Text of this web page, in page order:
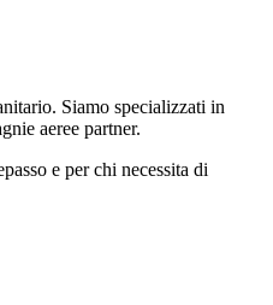
Siamo specializzati in
aeree partner.
e per chi necessita di